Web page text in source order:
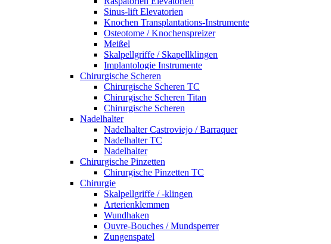
Sinus-lift Elevatorien
Knochen Transplantations-Instrumente
Osteotome / Knochenspreizer
Meißel
Skalpellgriffe / Skapellklingen
Implantologie Instrumente
Chirurgische Scheren
Chirurgische Scheren TC
Chirurgische Scheren Titan
Chirurgische Scheren
Nadelhalter
Nadelhalter Castroviejo / Barraquer
Nadelhalter TC
Nadelhalter
Chirurgische Pinzetten
Chirurgische Pinzetten TC
Chirurgie
Skalpellgriffe / -klingen
Arterienklemmen
Wundhaken
Ouvre-Bouches / Mundsperrer
Zungenspatel